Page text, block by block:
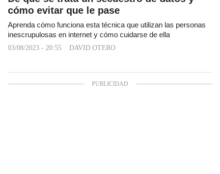
cómo evitar que le pase
Aprenda cómo funciona esta técnica que utilizan las personas
inescrupulosas en internet y cómo cuidarse de ella
03/08/2023 - 20:55 DAVID OTERO